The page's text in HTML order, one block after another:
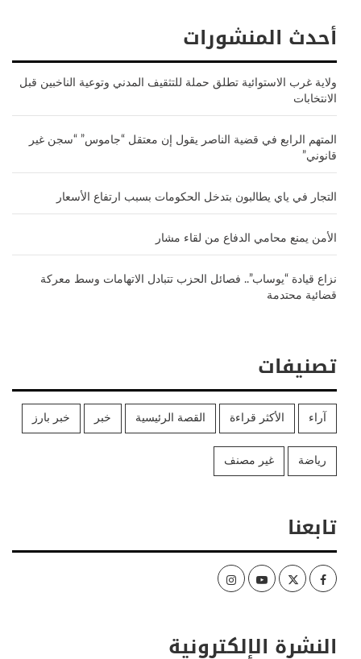
أحدث المنشورات
ولاية غرب الاستوائية تطلق حملة للتثقيف المدني وتوعية الناخبين قبل
الانتخابات
المتهم الرابع في قضية الناصر يقول إن معتقل “جاموس” “سجن غير
قانوني”
التجار في ياي يطالبون بتدخل الحكومات بسبب ارتفاع الأسعار
الأمن يمنع محامي الدفاع من لقاء مشار
نزاع قيادة “يوساب”.. فصائل الحزب تتبادل الاتهامات وسط معركة
قضائية محتدمة
تصنيفات
آراء الأكثر قراءة القصة الرئيسية خبر خبر بارز
رياضة غير مصنف
تابعنا
Facebook
Twitter
Youtube
Instagram
النشرة الإلكترونية